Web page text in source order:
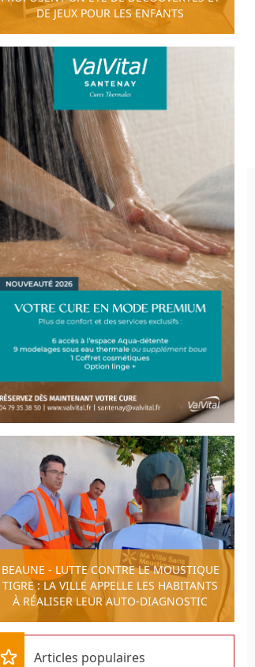
DE JEUX POUR LES ENFANTS
BEAUNE - LUTTE CONTRE LE MOUSTIQUE
TIGRE : LA VILLE APPELLE LES HABITANTS
À RÉALISER LEUR AUTO-DIAGNOSTIC
Articles populaires